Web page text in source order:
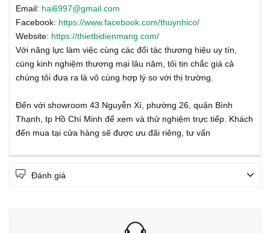
Email: hai6997@gmail.com
Facebook: https://www.facebook.com/thuynhico/
Website: https://thietbidienmang.com/
Với năng lực làm việc cùng các đối tác thương hiệu uy tín,
cùng kinh nghiệm thương mại lâu năm, tôi tin chắc giá cả
chúng tôi đưa ra là vô cùng hợp lý so với thị trường.
Đến với showroom 43 Nguyễn Xí, phường 26, quận Bình
Thạnh, tp Hồ Chí Minh để xem và thử nghiệm trực tiếp. Khách
đến mua tại cửa hàng sẽ được ưu đãi riêng, tư vấn
Đánh giá